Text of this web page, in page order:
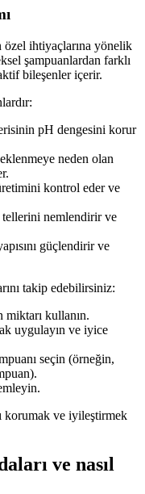
ihtiyaçlarına yönelik
şampuanlardan farklı
bileşenler içerir.
pH dengesini korur
neden olan
kontrol eder ve
tellerini nemlendirir ve
güçlendirir ve
takip edebilirsiniz:
kullanın.
uygulayın ve iyice
seçin (örneğin,
korumak ve iyileştirmek
ve nasıl